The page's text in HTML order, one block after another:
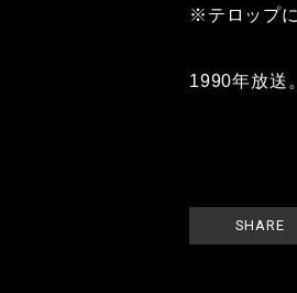
※テロップ
1990年放送。
SHARE